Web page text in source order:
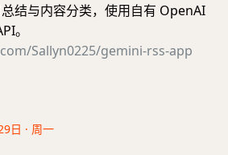
结与内容分类，使用自有 OpenAI
。
Sallyn0225/gemini-rss-app
日 · 周一